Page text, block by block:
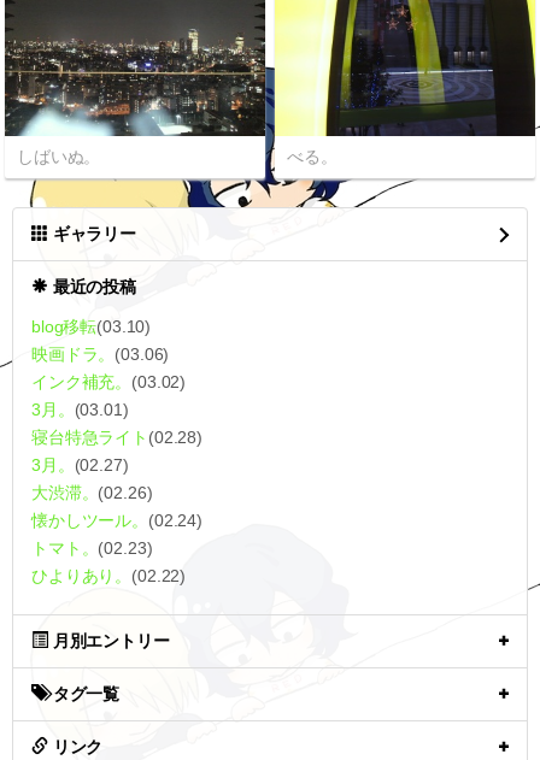
しばいぬ。 べる。
ギャラリー
最近の投稿
blog移転(03.10)
映画ドラ。 (03.06)
インク補充。 (03.02)
3月。 (03.01)
寝台特急ライト (02.28)
3月。 (02.27)
大渋滞。 (02.26)
懐かしツール。 (02.24)
トマト。 (02.23)
ひよりあり。 (02.22)
月別エントリー
タグ一覧
リンク